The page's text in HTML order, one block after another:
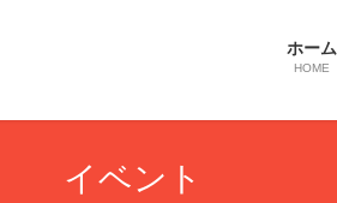
ホーム
HOME
イベント